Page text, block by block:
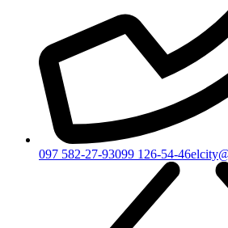
097 582-27-93099 126-54-46